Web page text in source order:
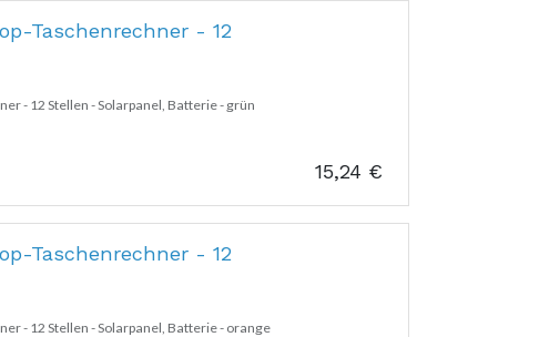
Taschenrechner - 12
- 12 Stellen - Solarpanel, Batterie - grün
15,24 €
Taschenrechner - 12
- 12 Stellen - Solarpanel, Batterie - orange